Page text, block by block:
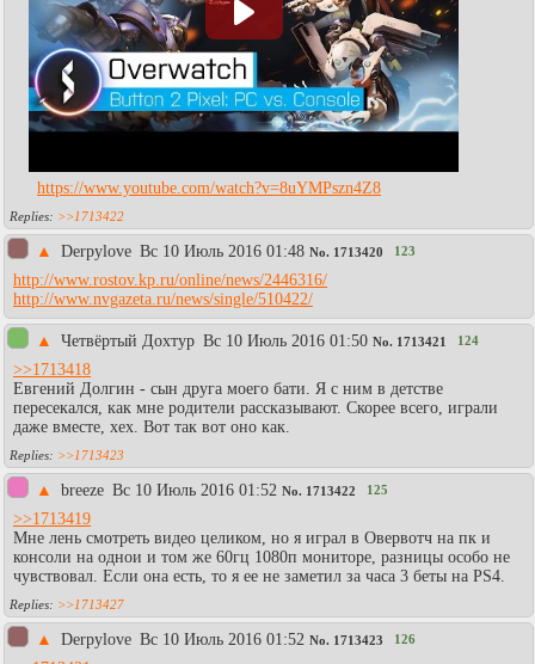
https://www.youtube.com/watch?v=8uYMPszn4Z8
>>1713422
▲ Derpylove Вc 10 Июль 2016 01:48 No. 1713420 123
http://www.rostov.kp.ru/online/news/2446316/
http://www.nvgazeta.ru/news/single/510422/
▲ Четвёртый Дохтур Вc 10 Июль 2016 01:50 No. 1713421 124
>>1713418
Евгений Долгин - сын друга моего бати. Я с ним в детстве
пересекался, как мне родители рассказывают. Скорее всего, играли
даже вместе, хех. Вот так вот оно как.
>>1713423
▲ breeze Вc 10 Июль 2016 01:52 No. 1713422 125
>>1713419
Мне лень смотреть видео целиком, но я играл в Овервотч на пк и
консоли на однои и том же 60гц 1080п мониторе, разницы особо не
чувствовал. Если она есть, то я ее не заметил за часа 3 беты на PS4.
>>1713427
▲ Derpylove Вc 10 Июль 2016 01:52 No. 1713423 126